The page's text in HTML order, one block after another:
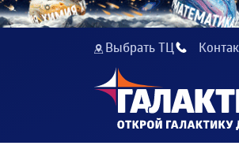
Выбрать ТЦ